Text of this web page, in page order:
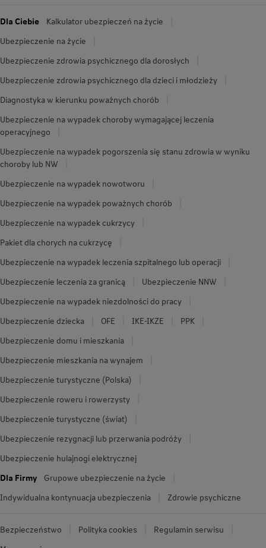
Dla Ciebie
Kalkulator ubezpieczeń na życie
Ubezpieczenie na życie
Ubezpieczenie zdrowia psychicznego dla dorosłych
Ubezpieczenie zdrowia psychicznego dla dzieci i młodzieży
Diagnostyka w kierunku poważnych chorób
Ubezpieczenie na wypadek choroby wymagającej leczenia
operacyjnego
Ubezpieczenie na wypadek pogorszenia się stanu zdrowia w wyniku
choroby lub NW
Ubezpieczenie na wypadek nowotworu
Ubezpieczenie na wypadek poważnych chorób
Ubezpieczenie na wypadek cukrzycy
Pakiet dla chorych na cukrzycę
Ubezpieczenie na wypadek leczenia szpitalnego lub operacji
Ubezpieczenie leczenia za granicą
Ubezpieczenie NNW
Ubezpieczenie na wypadek niezdolności do pracy
Ubezpieczenie dziecka
OFE IKE-IKZE
PPK
Ubezpieczenie domu i mieszkania
Ubezpieczenie mieszkania na wynajem
Ubezpieczenie turystyczne (Polska)
Ubezpieczenie roweru i rowerzysty
Ubezpieczenie turystyczne (świat)
Ubezpieczenie rezygnacji lub przerwania podróży
Ubezpieczenie hulajnogi elektrycznej
Dla Firmy
Grupowe ubezpieczenie na życie
Indywidualna kontynuacja ubezpieczenia
Zdrowie psychiczne
Bezpieczeństwo Polityka cookies
Regulamin serwisu